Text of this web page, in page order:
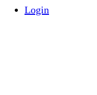
Login